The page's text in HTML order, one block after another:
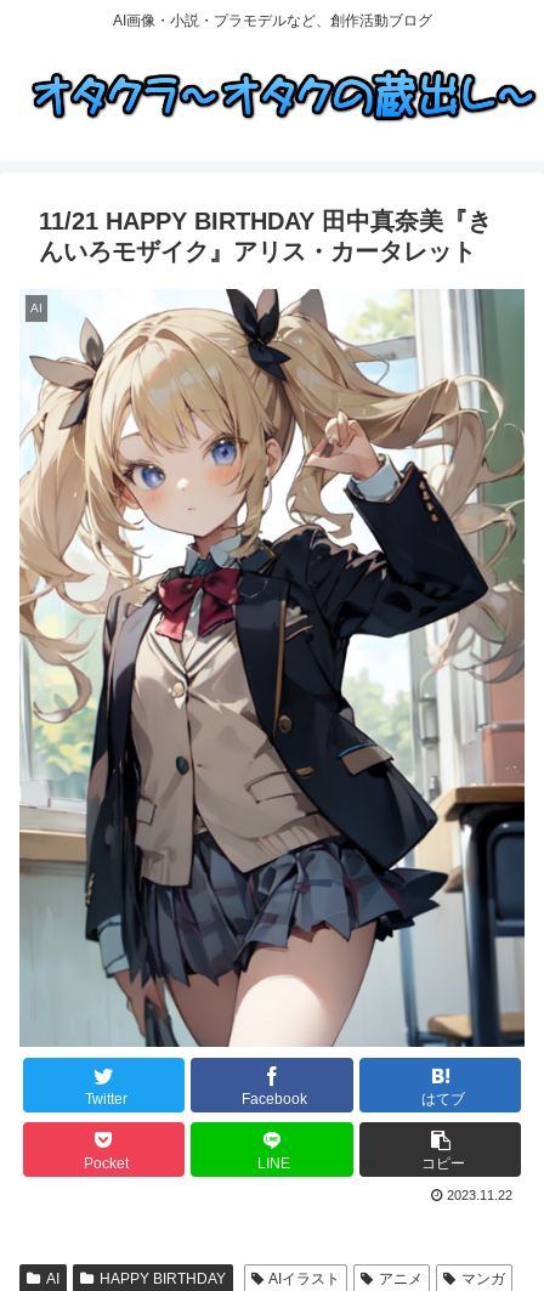
AI画像・小説・プラモデルなど、創作活動ブログ
11/21 HAPPY BIRTHDAY 田中真奈美『き
んいろモザイク』アリス・カータレット
AI
Twitter Facebook はてブ
Pocket LINE コピー
2023.11.22
AI HAPPY BIRTHDAY AIイラスト アニメ マンガ